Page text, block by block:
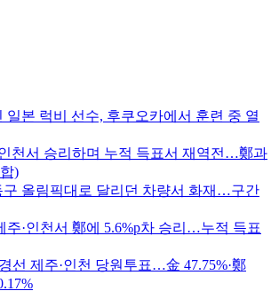
일본 럭비 선수, 후쿠오카에서 훈련 중 열
천서 승리하며 누적 득표서 재역전…鄭과
)
구 올림픽대로 달리던 차량서 화재…구간
주·인천서 鄭에 5.6%p차 승리…누적 득표
선 제주·인천 당원투표…金 47.75%·鄭